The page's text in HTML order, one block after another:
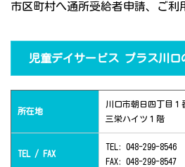
市区町村へ通所受給者申請、ご利
児童デイサービス プラス川口
所在地
川口市朝日四丁目１
三栄ハイツ１階
TEL / FAX
TEL: 048-299-8546
FAX: 048-299-8547